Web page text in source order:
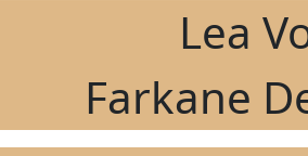
Lea
Farkane